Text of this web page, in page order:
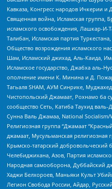
Кавказа, Конгресс народов Ичкерии и
Священная война, Исламская группа,
исламского освобождения, Лашкар-И-
Талибан, Исламская партия
Общество возрождения исламского
Шам, Исламский джихад, Аль-Каида,
Исламское государство, Джабха аль-
ополчение имени К. Минина и Д.
Тагьаля SHAM, АУМ Синрике,
Чистопольский Джамаат, Рохнамо ба
сообщество Сеть, Катиба Таухид
Сунна Валь Джамаа, National Socialism/
Религиозная группа “Джамаат
джамаат, Мусульманская религиозная
Крымско-татарский добровольческий
Челебиджихана, Азов, Партия
Народная самооборона, Дуббайский
Хаджи Белхороев, Маньяки Культ
Легион Свобода России, Айдар,